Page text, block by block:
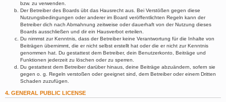
bzw. zu verwenden.
Der Betreiber des Boards übt das Hausrecht aus. Bei Verstößen gegen diese
Nutzungsbedingungen oder anderer im Board veröffentlichten Regeln kann der
Betreiber dich nach Abmahnung zeitweise oder dauerhaft von der Nutzung dieses
Boards ausschließen und dir ein Hausverbot erteilen.
Du nimmst zur Kenntnis, dass der Betreiber keine Verantwortung für die Inhalte von
Beiträgen übernimmt, die er nicht selbst erstellt hat oder die er nicht zur Kenntnis
genommen hat. Du gestattest dem Betreiber, dein Benutzerkonto, Beiträge und
Funktionen jederzeit zu löschen oder zu sperren.
Du gestattest dem Betreiber darüber hinaus, deine Beiträge abzuändern, sofern sie
gegen o. g. Regeln verstoßen oder geeignet sind, dem Betreiber oder einem Dritten
Schaden zuzufügen.
4. GENERAL PUBLIC LICENSE